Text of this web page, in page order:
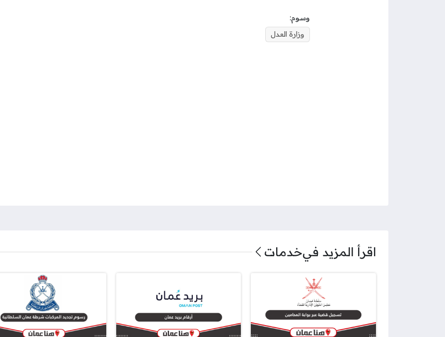
وسوم:
وزارة العدل
اقرأ المزيد فيخدمات